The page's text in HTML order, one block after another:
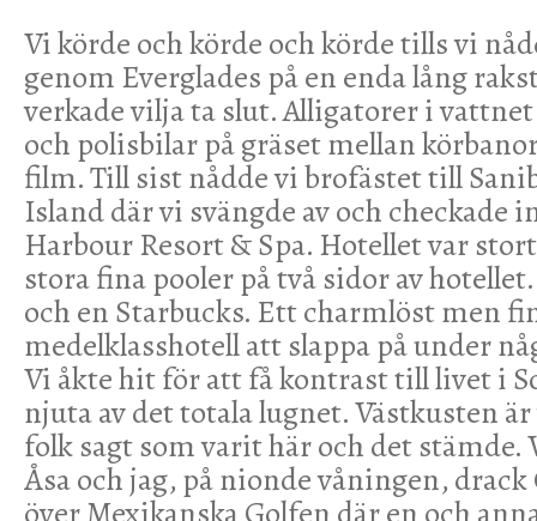
Vi körde och körde och körde tills vi
genom Everglades på en enda lång
verkade vilja ta slut. Alligatorer i
och polisbilar på gräset mellan
film. Till sist nådde vi brofästet till
Island där vi svängde av och checkade
Harbour Resort & Spa. Hotellet var
stora fina pooler på två sidor av
och en Starbucks. Ett charmlöst men
medelklasshotell att slappa på under
Vi åkte hit för att få kontrast till livet i
njuta av det totala lugnet. Västkusten
folk sagt som varit här och det stämde.
Åsa och jag, på nionde våningen, drack